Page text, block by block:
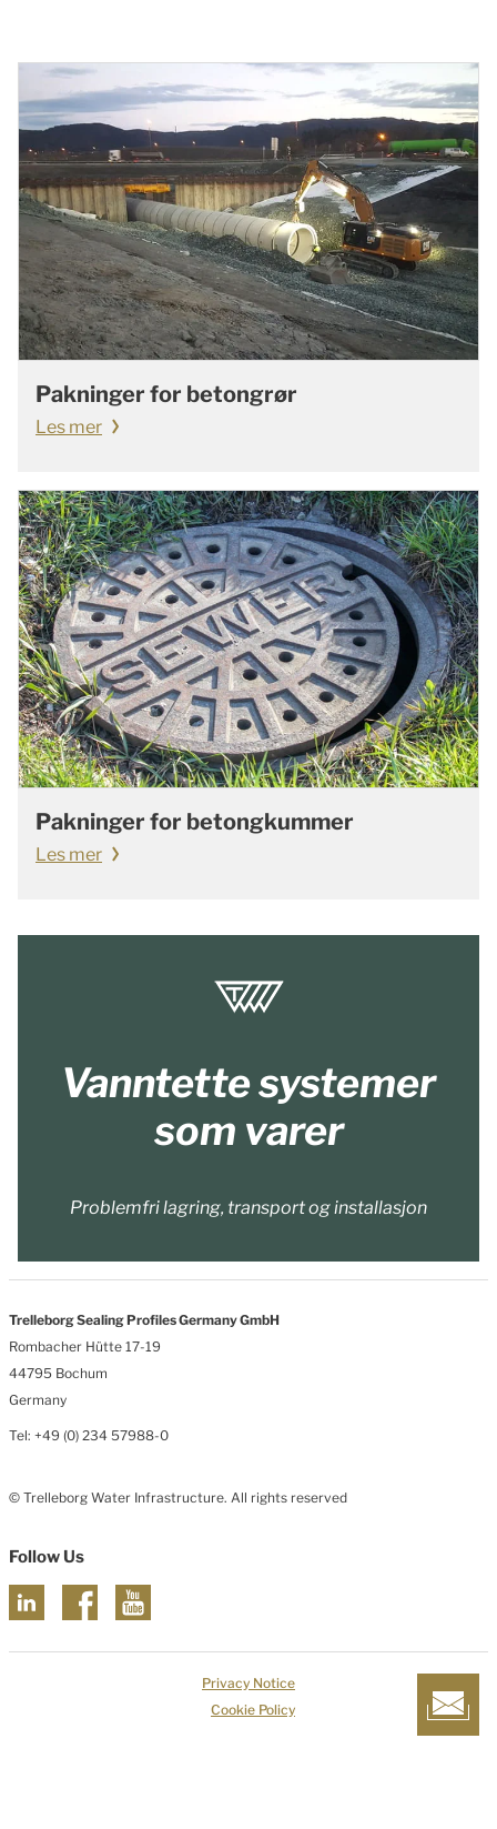
Pakninger for betongrør
Les mer
Pakninger for betongkummer
Les mer
Vanntette systemer
som varer
Problemfri lagring, transport og installasjon
Trelleborg Sealing Profiles Germany GmbH
Rombacher Hütte 17-19
44795 Bochum
Germany
Tel: +49 (0) 234 57988-0
© Trelleborg Water Infrastructure. All rights reserved
Follow Us
Privacy Notice
Cookie Policy